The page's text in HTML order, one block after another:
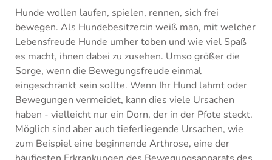
Hunde wollen laufen, spielen, rennen, sich frei
bewegen. Als Hundebesitzer:in weiß man, mit welcher
Lebensfreude Hunde umher toben und wie viel Spaß
es macht, ihnen dabei zu zusehen. Umso größer die
Sorge, wenn die Bewegungsfreude einmal
eingeschränkt sein sollte. Wenn Ihr Hund lahmt oder
Bewegungen vermeidet, kann dies viele Ursachen
haben - vielleicht nur ein Dorn, der in der Pfote steckt.
Möglich sind aber auch tieferliegende Ursachen, wie
zum Beispiel eine beginnende Arthrose, eine der